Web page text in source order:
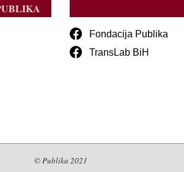
Fondacija Publika
TransLab BiH
© Publika 2021